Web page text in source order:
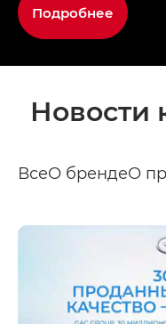
Подробнее
Новости
ВсеО брендеО